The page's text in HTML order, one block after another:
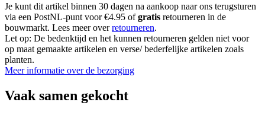
Je kunt dit artikel binnen 30 dagen na aankoop naar ons terugsturen
via een PostNL-punt voor €4.95 ofgratis retourneren in de
bouwmarkt. Lees meer overretourneren.
Let op: De bedenktijd en het kunnen retourneren gelden niet voor
op maat gemaakte artikelen en verse/ bederfelijke artikelen zoals
planten.
Meer informatie over de bezorging
Vaak samen gekocht